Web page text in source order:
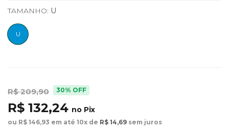
TAMANHO: U
U
R$ 209,90 30% OFF
R$ 132,24 no Pix
ou R$ 146,93 em até 10x de R$ 14,69 sem juros